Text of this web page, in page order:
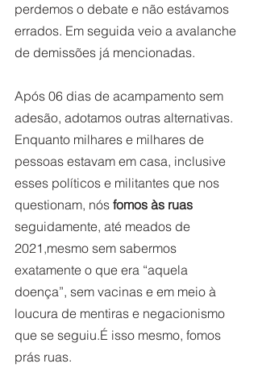
perdemos o debate e não estávamos
errados. Em seguida veio a avalanche
de demissões já mencionadas.
Após 06 dias de acampamento sem
adesão, adotamos outras alternativas.
Enquanto milhares e milhares de
pessoas estavam em casa, inclusive
esses políticos e militantes que nos
questionam, nós fomos às ruas
seguidamente, até meados de
2021,mesmo sem sabermos
exatamente o que era “aquela
doença”, sem vacinas e em meio à
loucura de mentiras e negacionismo
que se seguiu.É isso mesmo, fomos
prás ruas.